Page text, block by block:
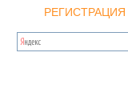
РЕГИСТРАЦИЯ